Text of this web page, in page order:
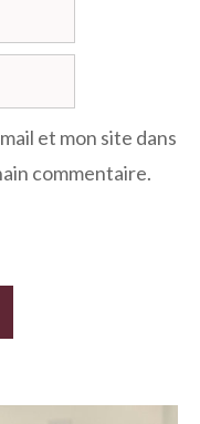
et mon site dans
commentaire.